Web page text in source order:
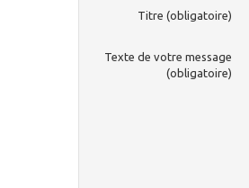
Titre (obligatoire)
Texte de votre message
(obligatoire)